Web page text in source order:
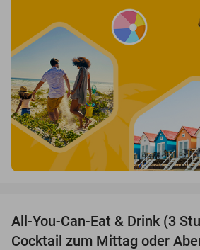
All-You-Can-Eat & Drink (3
Cocktail zum Mittag oder